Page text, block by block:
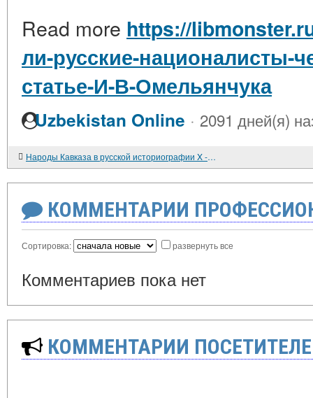
Read more https://
ли-русские-националисты-
статье-И-В-Омельянчука
Uzbekistan Online · 2091 дней(я)
Народы Кавказа в русской историографии X - начала XIX в.
КОММЕНТАРИИ
Сортировка: развернуть все
Комментариев пока нет
КОММЕНТАРИИ